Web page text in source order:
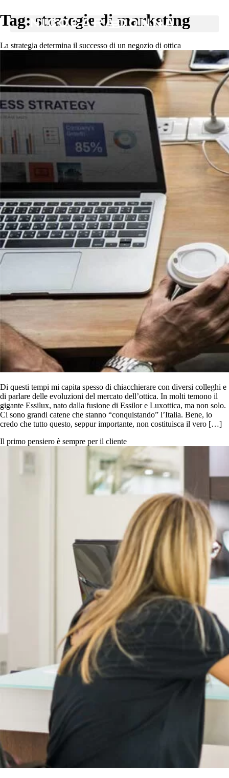
Tag: strategie di marketing
La strategia determina il successo di un negozio di ottica
Di questi tempi mi capita spesso di chiacchierare con diversi colleghi e
di parlare delle evoluzioni del mercato dell’ottica. In molti temono il
gigante Essilux, nato dalla fusione di Essilor e Luxottica, ma non solo.
Ci sono grandi catene che stanno “conquistando” l’Italia. Bene, io
credo che tutto questo, seppur importante, non costituisca il vero […]
Il primo pensiero è sempre per il cliente